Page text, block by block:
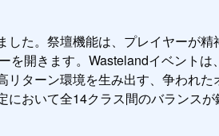
た。祭壇機能は、プレイヤーが
開きます。Wastelandイベントは
ターン環境を生み出す、争われた
おいて全14クラス間のバランスが